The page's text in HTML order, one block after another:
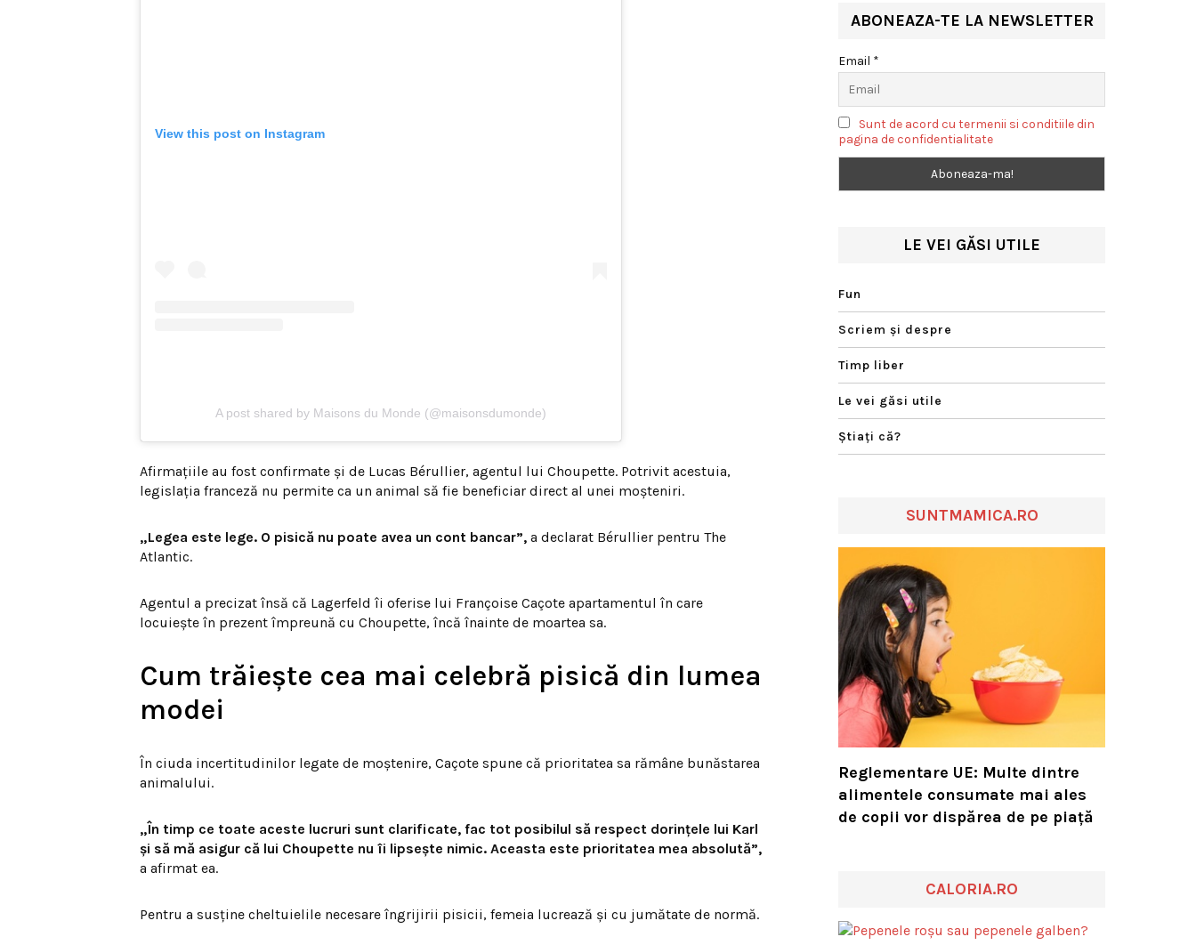
View this post on Instagram
A post shared by Maisons du Monde (@maisonsdumonde)
Afirmațiile au fost confirmate și de Lucas Bérullier, agentul lui Choupette. Potrivit acestuia,
legislația franceză nu permite ca un animal să fie beneficiar direct al unei moșteniri.
„Legea este lege. O pisică nu poate avea un cont bancar”, a declarat Bérullier pentru The
Atlantic.
Agentul a precizat însă că Lagerfeld îi oferise lui Françoise Caçote apartamentul în care
locuiește în prezent împreună cu Choupette, încă înainte de moartea sa.
Cum trăiește cea mai celebră pisică din lumea
modei
În ciuda incertitudinilor legate de moștenire, Caçote spune că prioritatea sa rămâne bunăstarea
animalului.
„În timp ce toate aceste lucruri sunt clarificate, fac tot posibilul să respect dorințele lui Karl
și să mă asigur că lui Choupette nu îi lipsește nimic. Aceasta este prioritatea mea absolută”,
a afirmat ea.
Pentru a susține cheltuielile necesare îngrijirii pisicii, femeia lucrează și cu jumătate de normă.
habitatul său natural
ABONEAZA-TE LA NEWSLETTER
Email *
Sunt de acord cu termenii si conditiile din
pagina de confidentialitate
LE VEI GĂSI UTILE
Fun
Scriem şi despre
Timp liber
Le vei găsi utile
Ştiaţi că?
SUNTMAMICA.RO
Reglementare UE: Multe dintre
alimentele consumate mai ales
de copii vor dispărea de pe piață
CALORIA.RO